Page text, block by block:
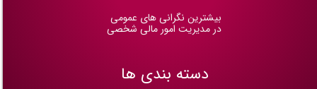
دسته بندی ها
بیشترین نگرانی های عمومی
در مدیریت امور مالی شخصی